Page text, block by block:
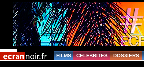
FILMS CELEBRITES DOSSIERS